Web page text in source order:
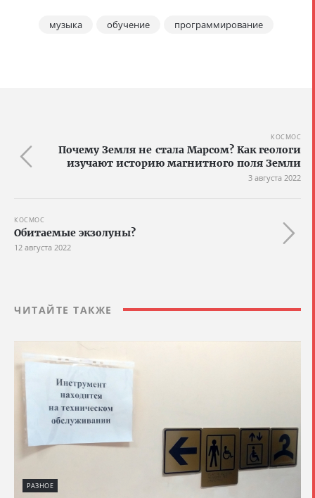
музыка обучение программирование
КОСМОС
Почему Земля не стала Марсом? Как геологи
изучают историю магнитного поля Земли
3 августа 2022
КОСМОС
Обитаемые экзолуны?
12 августа 2022
ЧИТАЙТЕ ТАКЖЕ
РАЗНОЕ